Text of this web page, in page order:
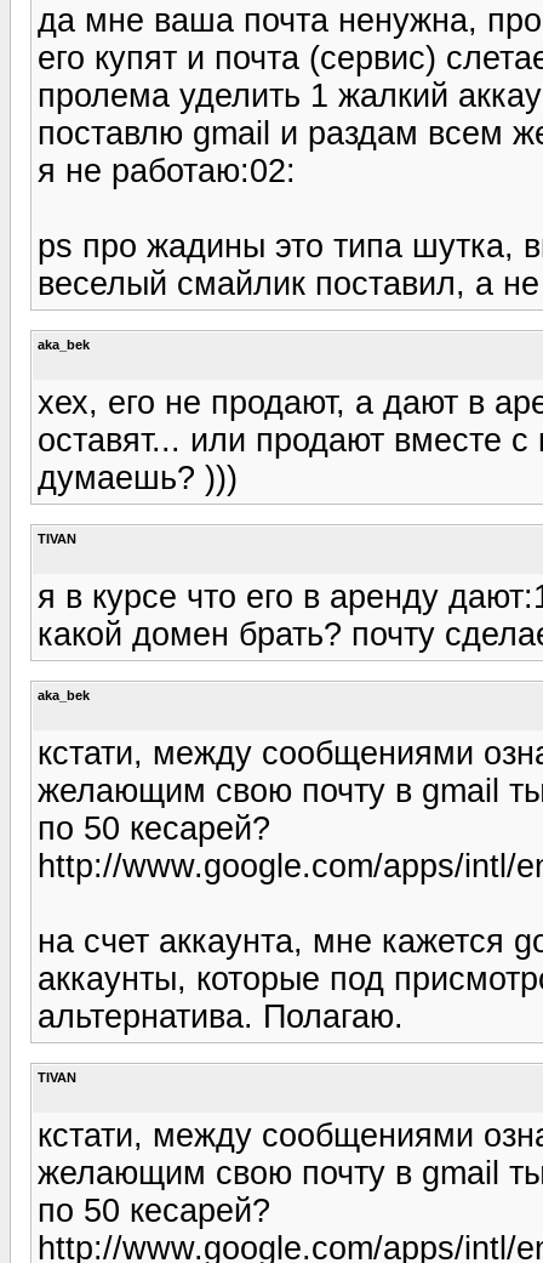
да мне ваша почта ненужна,
его купят и почта (сервис)
пролема уделить 1 жалкий
поставлю gmail и раздам всем
я не работаю:02:
ps про жадины это типа шутка,
веселый смайлик поставил, а
aka_bek
хех, его не продают, а дают в
оставят... или продают вместе
думаешь? )))
TIVAN
я в курсе что его в аренду
какой домен брать? почту
aka_bek
кстати, между сообщениями
желающим свою почту в gmail ты
по 50 кесарей?
http://www.google.com/apps/intl/
на счет аккаунта, мне кажется
аккаунты, которые под
альтернатива. Полагаю.
TIVAN
кстати, между сообщениями
желающим свою почту в gmail ты
по 50 кесарей?
http://www.google.com/apps/intl/